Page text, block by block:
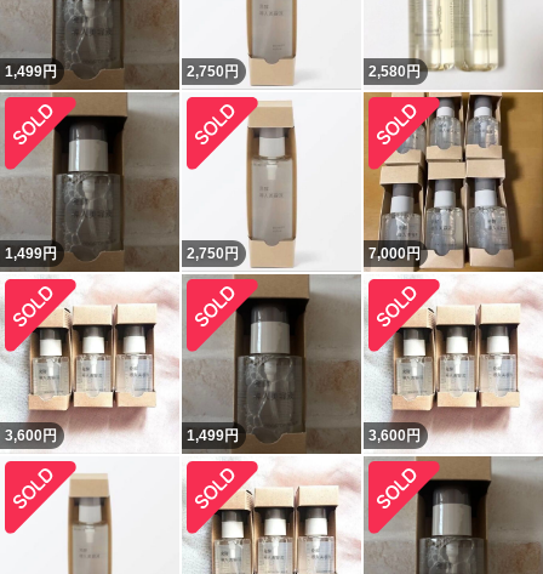
1,499円 2,750 円 2,580 円
1,499円 2,750 円 7,000円
3,600円 1,499円 3,600円